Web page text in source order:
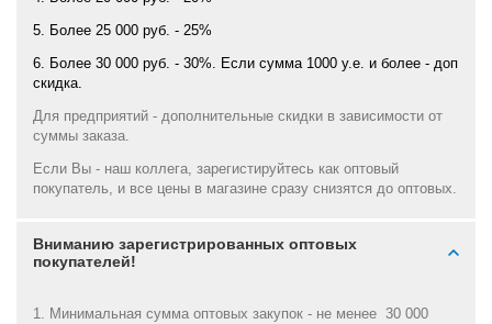
5. Более 25 000 руб. - 25%
6. Более 30 000 руб. - 30%. Если сумма 1000 у.е. и более - доп
скидка.
Для предприятий - дополнительные скидки в зависимости от
суммы заказа.
Если Вы - наш коллега, зарегистируйтесь как оптовый
покупатель, и все цены в магазине сразу снизятся до оптовых.
Вниманию зарегистрированных оптовых
покупателей!
1. Минимальная сумма оптовых закупок - не менее 30 000